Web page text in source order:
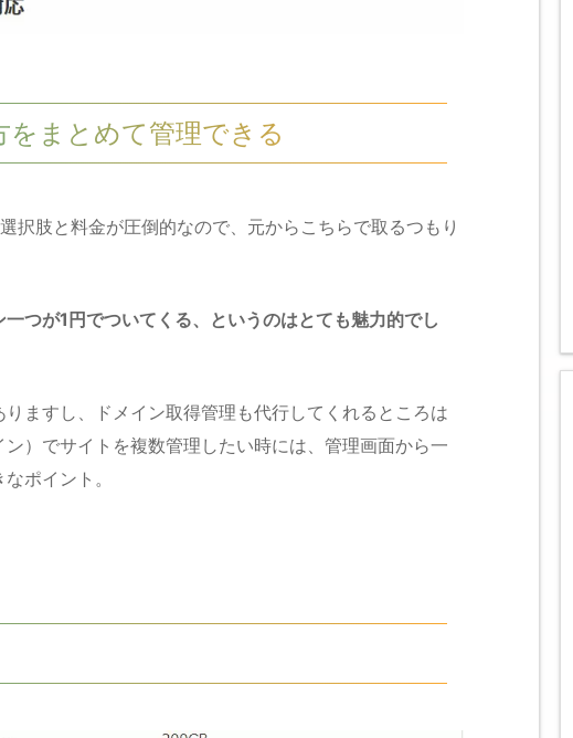
まとめて管理できる
択肢と料金が圧倒的なので、元からこちらで取るつもり
つが1円でついてくる、というのはとても魅力的でし
ますし、ドメイン取得管理も代行してくれるところは
）でサイトを複数管理したい時には、管理画面から一
ポイント。